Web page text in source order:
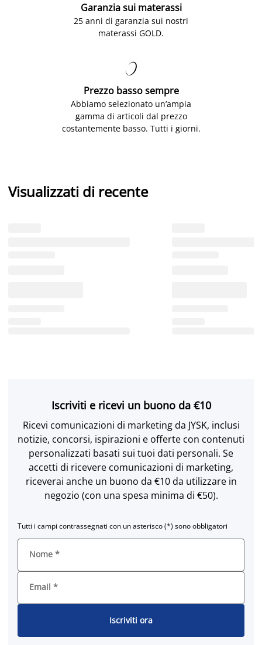
Garanzia sui materassi
25 anni di garanzia sui nostri
materassi GOLD.

Prezzo basso sempre
Abbiamo selezionato un’ampia
gamma di articoli dal prezzo
costantemente basso. Tutti i giorni.
Visualizzati di recente
Iscriviti e ricevi un buono da €10
Ricevi comunicazioni di marketing da JYSK, inclusi
notizie, concorsi, ispirazioni e offerte con contenuti
personalizzati basati sui tuoi dati personali. Se
accetti di ricevere comunicazioni di marketing,
riceverai anche un buono da €10 da utilizzare in
negozio (con una spesa minima di €50).
Tutti i campi contrassegnati con un asterisco (*) sono obbligatori
Nome *
Email *
Iscriviti ora